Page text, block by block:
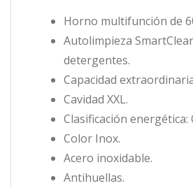
Horno multifunción de
Autolimpieza
detergentes.
Capacidad
Cavidad XXL.
Clasificación energética:
Color Inox.
Acero inoxidable.
Antihuellas.